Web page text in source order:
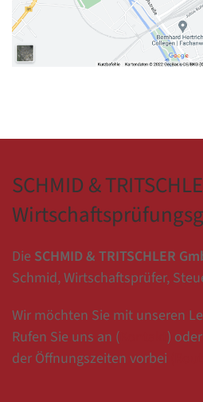
SCHMID &
Die SCHMID & TRITSCHLER
Schmid, Wirtschaftsprüfer,
Wir möchten Sie mit unseren
Rufen Sie uns an (
)
der Öffnungszeiten vorbei